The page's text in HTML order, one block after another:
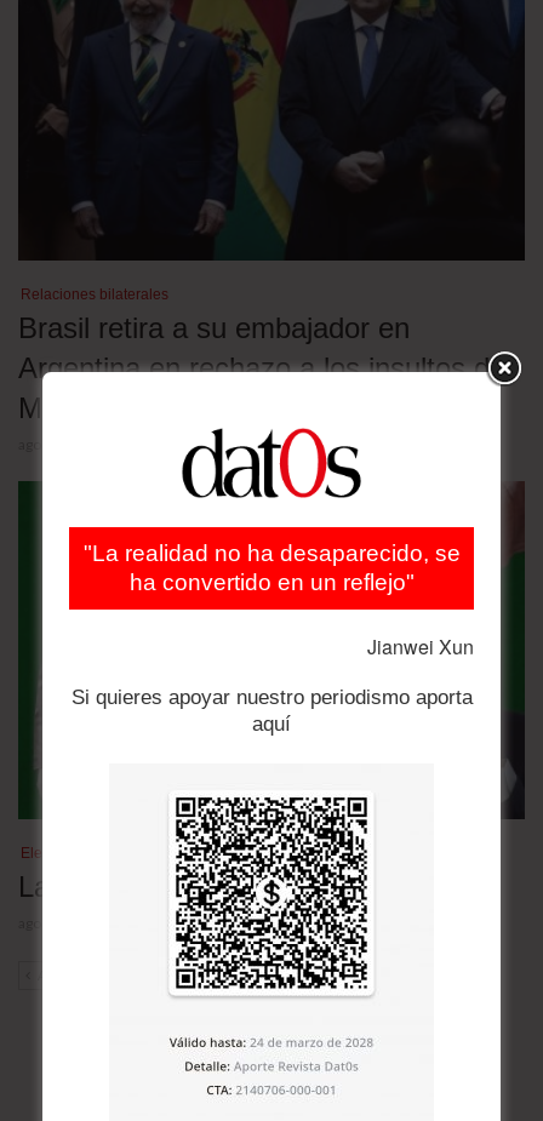
Relaciones bilaterales
Brasil retira a su embajador en
Argentina en rechazo a los insultos de
Milei contra Lula
Elecciones Brasil 2026
Las nuevas encuestas
"La realidad no ha desaparecido, se
ha convertido en un reflejo"
Jianwei Xun
Si quieres apoyar nuestro periodismo aporta
aquí